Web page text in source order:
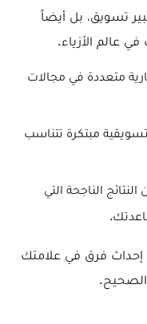
تسويق، بل أيضاً
عالم الأزياء.
متعددة في مجالات
مبتكرة تتناسب
الناجحة التي
فرق في علامتك
الصحيح.